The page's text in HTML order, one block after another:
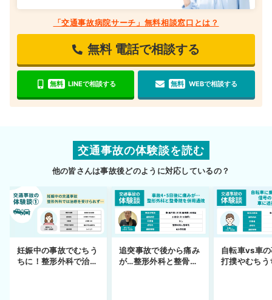
「交通事故病院サーチ」無料相談窓口とは？
無料 電話で相談する
無料 LINEで相談する 無料 WEBで相談する
交通事故の体験談を読む
他の皆さんは事故後どのように対応しているの？
妊娠中の事故でむちう
ちに！整形外科で治療
追突事故で後から痛み
が…整形外科と整骨院
自転車vs車
打撲やむちう